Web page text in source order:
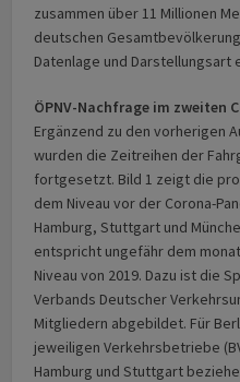
zusammen über 11 Millionen
deutschen
Datenlage und Darstellungsart
ÖPNV-Nachfrage im zweiten
Ergänzend zu den vorherigen
wurden die Zeitreihen der
fortgesetzt. Bild 1 zeigt die
dem Niveau vor der Corona-
Hamburg, Stuttgart und
entspricht ungefähr dem
Niveau von 2019. Dazu ist die
Verbands Deutscher
Mitgliedern abgebildet. Für
jeweiligen Verkehrsbetriebe
Hamburg und Stuttgart